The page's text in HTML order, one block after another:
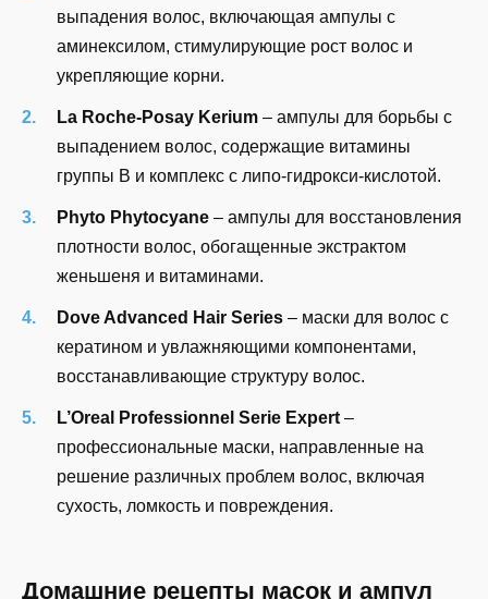
выпадения волос, включающая ампулы с
аминексилом, стимулирующие рост волос и
укрепляющие корни.
La Roche-Posay Kerium – ампулы для борьбы с
выпадением волос, содержащие витамины
группы B и комплекс с липо-гидрокси-кислотой.
Phyto Phytocyane – ампулы для восстановления
плотности волос, обогащенные экстрактом
женьшеня и витаминами.
Dove Advanced Hair Series – маски для волос с
кератином и увлажняющими компонентами,
восстанавливающие структуру волос.
L’Oreal Professionnel Serie Expert –
профессиональные маски, направленные на
решение различных проблем волос, включая
сухость, ломкость и повреждения.
Домашние рецепты масок и ампул